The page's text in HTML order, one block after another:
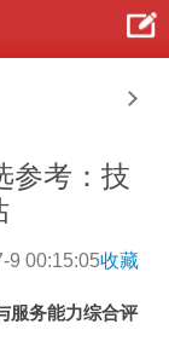
参考：技
9 00:15:05收藏
服务能力综合评